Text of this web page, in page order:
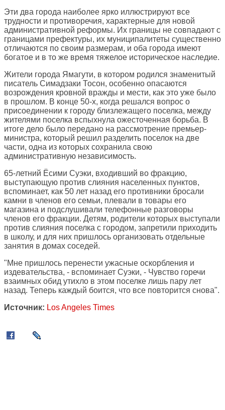
Эти два города наиболее ярко иллюстрируют все
трудности и противоречия, характерные для новой
административной реформы. Их границы не совпадают с
границами префектуры, их муниципалитеты существенно
отличаются по своим размерам, и оба города имеют
богатое и в то же время тяжелое историческое наследие.
Жители города Ямагути, в котором родился знаменитый
писатель Симадзаки Тосон, особенно опасаются
возрождения кровной вражды и мести, как это уже было
в прошлом. В конце 50-х, когда решался вопрос о
присоединении к городу близлежащего поселка, между
жителями поселка вспыхнула ожесточенная борьба. В
итоге дело было передано на рассмотрение премьер-
министра, который решил разделить поселок на две
части, одна из которых сохранила свою
административную независимость.
65-летний Ёсими Суэки, входивший во фракцию,
выступающую против слияния населенных пунктов,
вспоминает, как 50 лет назад его противники бросали
камни в членов его семьи, плевали в товары его
магазина и подслушивали телефонные разговоры
членов его фракции. Детям, родители которых выступали
против слияния поселка с городом, запретили приходить
в школу, и для них пришлось организовать отдельные
занятия в домах соседей.
"Мне пришлось перенести ужасные оскорбления и
издевательства, - вспоминает Суэки, - Чувство горечи
взаимных обид утихло в этом поселке лишь пару лет
назад. Теперь каждый боится, что все повторится снова".
Источник: Los Angeles Times